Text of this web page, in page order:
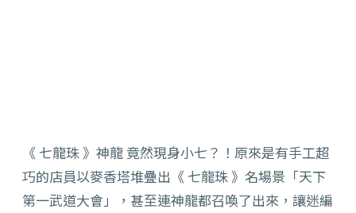
《 七龍珠 》神龍 竟然現身小七？！原來是有手工超
巧的店員以麥香塔堆疊出《 七龍珠 》名場景「天下
第一武道大會」，甚至連神龍都召喚了出來，讓迷編